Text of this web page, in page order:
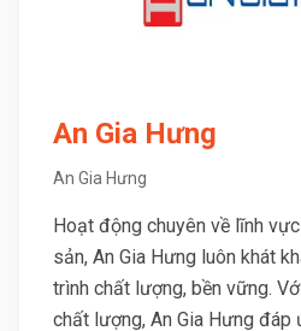
An Gia Hưng
An Gia Hưng
Hoạt động chuyên về lĩnh
sản, An Gia Hưng luôn khát
trình chất lượng, bền vững.
chất lượng, An Gia Hưng đáp